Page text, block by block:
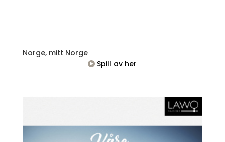
Norge, mitt Norge
Spill av her